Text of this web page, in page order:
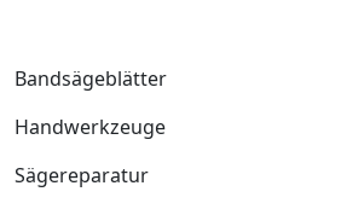
Bandsägeblätter
Handwerkzeuge
Sägereparatur